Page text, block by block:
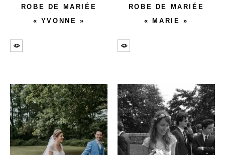
ROBE DE MARIÉE
« YVONNE »
ROBE DE MARIÉE
« MARIE »